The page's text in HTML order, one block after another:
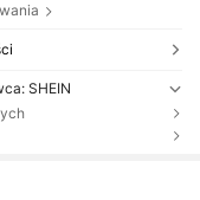
SHEIN